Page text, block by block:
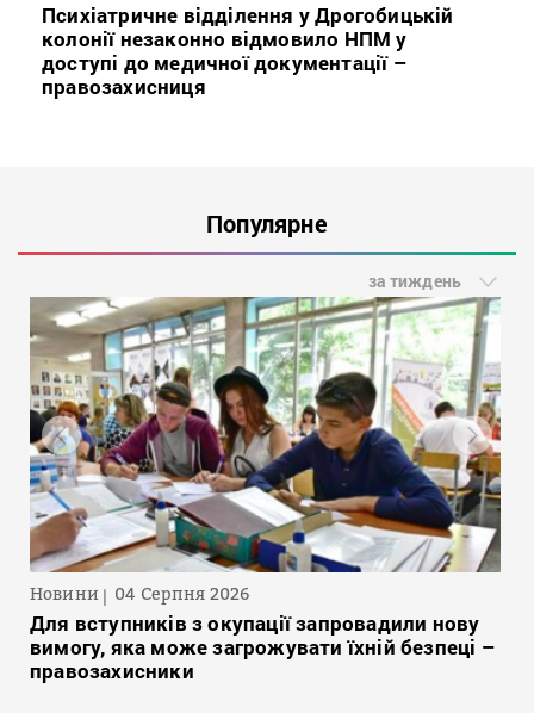
Психіатричне відділення у Дрогобицькій
колонії незаконно відмовило НПМ у
доступі до медичної документації –
правозахисниця
Популярне
за тиждень
Новини 04 Серпня 2026
Для вступників з окупації запровадили нову
вимогу, яка може загрожувати їхній безпеці –
правозахисники